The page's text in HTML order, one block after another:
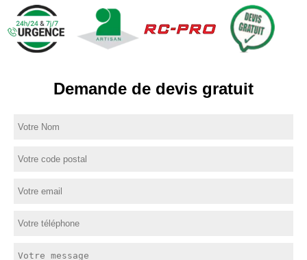
Demande de devis gratuit